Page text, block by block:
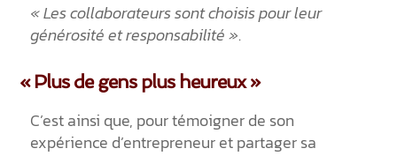
« Les collaborateurs sont choisis pour leur
générosité et responsabilité ».
« Plus de gens plus heureux »
C’est ainsi que, pour témoigner de son
expérience d’entrepreneur et partager sa